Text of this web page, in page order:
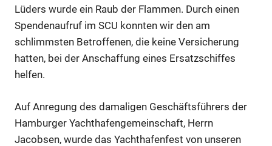
Lüders wurde ein Raub der Flammen. Durch einen
Spendenaufruf im SCU konnten wir den am
schlimmsten Betroffenen, die keine Versicherung
hatten, bei der Anschaffung eines Ersatzschiffes
helfen.
Auf Anregung des damaligen Geschäftsführers der
Hamburger Yachthafengemeinschaft, Herrn
Jacobsen, wurde das Yachthafenfest von unseren